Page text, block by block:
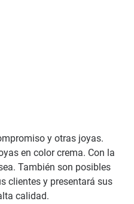
y otras joyas.
en color crema. Con la
También son posibles
clientes y presentará sus
calidad.